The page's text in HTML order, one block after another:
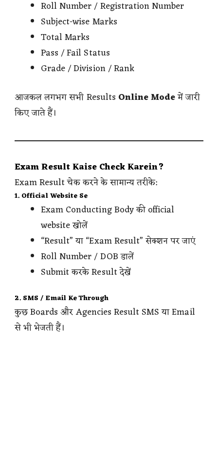
Roll Number / Registration Number
Subject-wise Marks
Total Marks
Pass / Fail Status
Grade / Division / Rank
आजकल लगभग सभी Results Online Modeमें जारी
किए जाते हैं।
Exam Result Kaise Check Karein?
Exam Result चेक करने के सामान्य तरीके:
1. Official Website Se
Exam Conducting Body की official
website खोलें
“Result” या “Exam Result” सेक्शन पर जाएं
Roll Number / DOB डालें
Submit करके Result देखें
2. SMS / Email Ke Through
कुछ Boards और Agencies Result SMS या Email
से भी भेजती हैं।